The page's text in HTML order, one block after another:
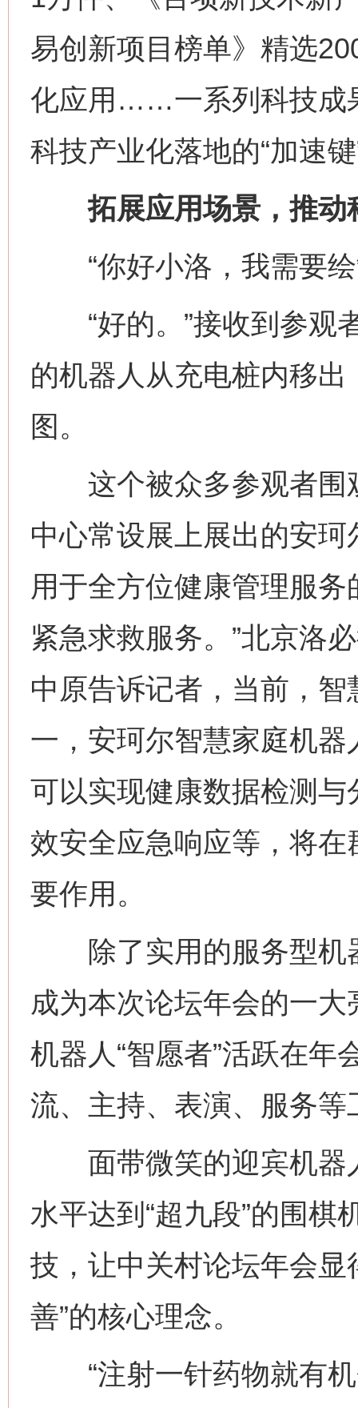
易创新项目榜单》精选
化应用……一系列科技成
科技产业化落地的“加速
拓展应用场景，推动
“你好小洛，我需要绘
“好的。”接收到参观
的机器人从充电桩内移
图。
这个被众多参观者围
中心常设展上展出的安
用于全方位健康管理服
紧急求救服务。”北京洛
中原告诉记者，当前，
一，安珂尔智慧家庭机
可以实现健康数据检测
效安全应急响应等，将
要作用。
除了实用的服务型机
成为本次论坛年会的一
机器人“智愿者”活跃在年
流、主持、表演、服务
面带微笑的迎宾机器
水平达到“超九段”的围
技，让中关村论坛年会显
善”的核心理念。
“注射一针药物就有机